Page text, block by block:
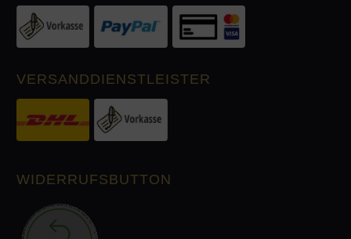
VERSANDDIENSTLEISTER
WIDERRUFSBUTTON